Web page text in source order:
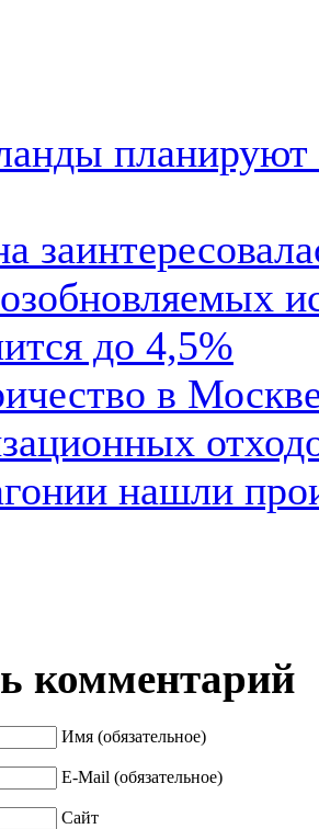
планируют
до 4,5%
в
нашли
комментарий
Имя (обязательное)
E-Mail (обязательное)
Сайт